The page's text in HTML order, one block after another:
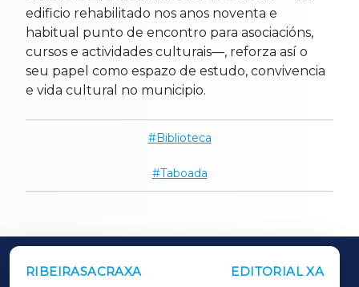
edificio rehabilitado nos anos noventa e
habitual punto de encontro para asociacións,
cursos e actividades culturais—, reforza así o
seu papel como espazo de estudo, convivencia
e vida cultural no municipio.
Biblioteca
Taboada
RIBEIRASACRAXA EDITORIAL XA
OUTROS PERIÓDICOS